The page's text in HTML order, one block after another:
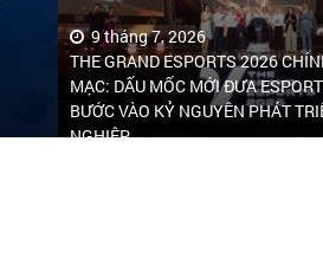
9 tháng 7, 2026
THE GRAND ESPORTS 2026
MẠC: DẤU MỐC MỚI ĐƯA
BƯỚC VÀO KỶ NGUYÊN PHÁT
NGHIỆP